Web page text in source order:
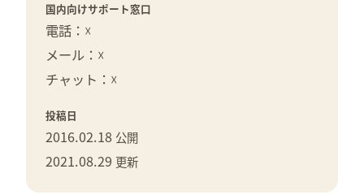
国内向けサポート窓口
電話：☓
メール：☓
チャット：☓
投稿日
2016.02.18 公開
2021.08.29 更新